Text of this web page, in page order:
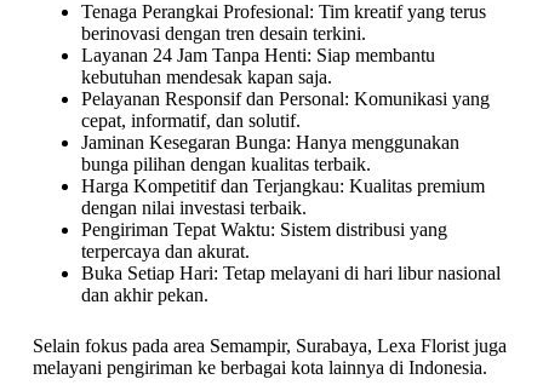
Tenaga Perangkai Profesional: Tim kreatif yang terus
berinovasi dengan tren desain terkini.
Layanan 24 Jam Tanpa Henti: Siap membantu
kebutuhan mendesak kapan saja.
Pelayanan Responsif dan Personal: Komunikasi yang
cepat, informatif, dan solutif.
Jaminan Kesegaran Bunga: Hanya menggunakan
bunga pilihan dengan kualitas terbaik.
Harga Kompetitif dan Terjangkau: Kualitas premium
dengan nilai investasi terbaik.
Pengiriman Tepat Waktu: Sistem distribusi yang
terpercaya dan akurat.
Buka Setiap Hari: Tetap melayani di hari libur nasional
dan akhir pekan.
Selain fokus pada area Semampir, Surabaya, Lexa Florist juga
melayani pengiriman ke berbagai kota lainnya di Indonesia.